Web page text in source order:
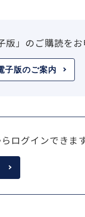
」のご購読を
子版のご案内
ログインできま